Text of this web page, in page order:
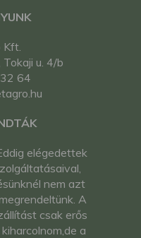
Kft.
u. 4/b
64
elégedettek
nem azt
A
csak erős
a